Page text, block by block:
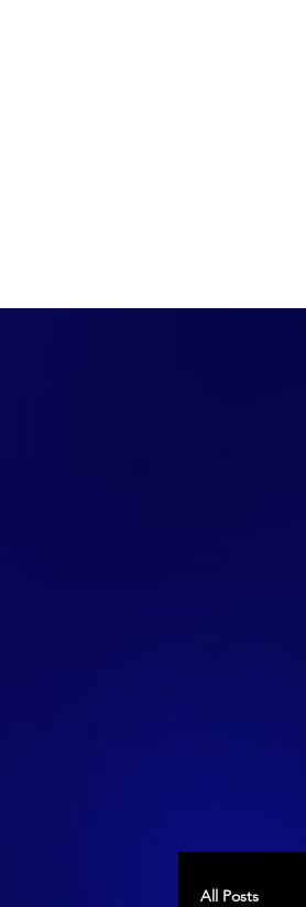
All Posts